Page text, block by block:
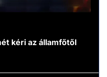
kéri az államfőtől